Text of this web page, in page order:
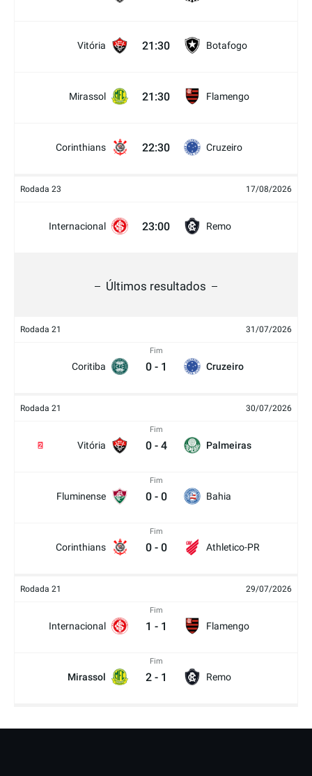
Vitória 21:30 Botafogo
Mirassol 21:30 Flamengo
Corinthians 22:30 Cruzeiro
Rodada 23 17/08/2026
Internacional 23:00 Remo
Últimos resultados
Rodada 21 31/07/2026
Coritiba
Fim
0 - 1 Cruzeiro
Rodada 21 30/07/2026
Vitória
2
Fim
0 - 4 Palmeiras
Fluminense
Fim
0 - 0 Bahia
Corinthians
Fim
0 - 0 Athletico-PR
Rodada 21 29/07/2026
Internacional
Fim
1 - 1 Flamengo
Mirassol
Fim
2 - 1 Remo